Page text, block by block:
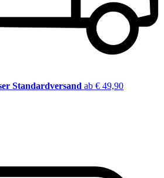
Standardversand ab € 49,90